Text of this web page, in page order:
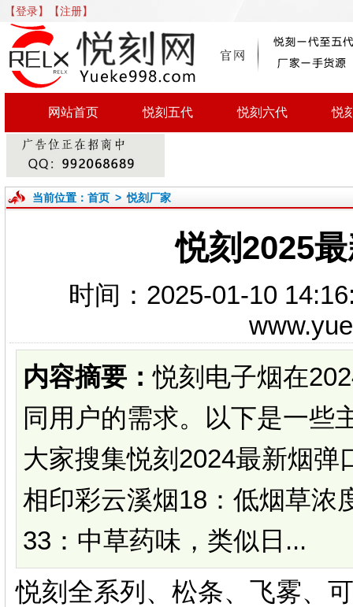
【登录】 【注册】
网站首页 悦刻五代 悦刻六代 悦
当前位置： 首页>悦刻厂家
悦刻2025
时间：2025-01-10
内容摘要：悦刻电子烟在
同用户的需求。以下是一些
大家搜集悦刻2024最新烟
相印彩云溪烟18：低烟草浓
33：中草药味，类似日...
悦刻全系列、松条、飞雾、